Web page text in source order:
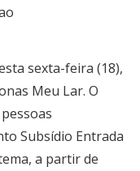
sexta-feira (18),
Meu Lar. O
Subsídio Entrada
a partir de